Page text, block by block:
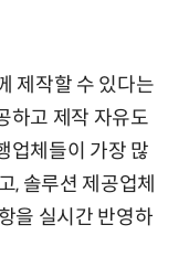
제작할 수 있다는
하고 제작 자유도
업체들이 가장 많
, 솔루션 제공업체
을 실시간 반영하